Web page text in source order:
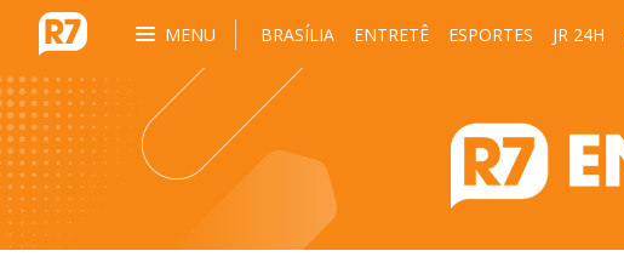
MENU BRASÍLIA ENTRETÊ ESPORTES JR 24H